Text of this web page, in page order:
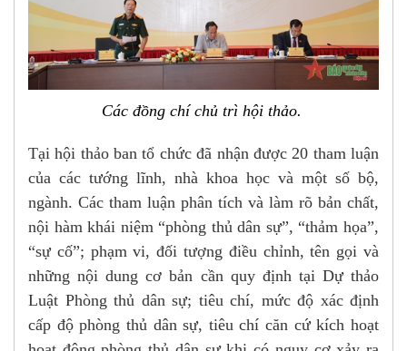
Các đồng chí chủ trì hội thảo.
Tại hội thảo ban tổ chức đã nhận được 20 tham luận
của các tướng lĩnh, nhà khoa học và một số bộ,
ngành. Các tham luận phân tích và làm rõ bản chất,
nội hàm khái niệm “phòng thủ dân sự”, “thảm họa”,
“sự cố”; phạm vi, đối tượng điều chỉnh, tên gọi và
những nội dung cơ bản cần quy định tại Dự thảo
Luật Phòng thủ dân sự; tiêu chí, mức độ xác định
cấp độ phòng thủ dân sự, tiêu chí căn cứ kích hoạt